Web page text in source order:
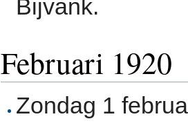
Bijvank.
Februari 1920
Zondag 1